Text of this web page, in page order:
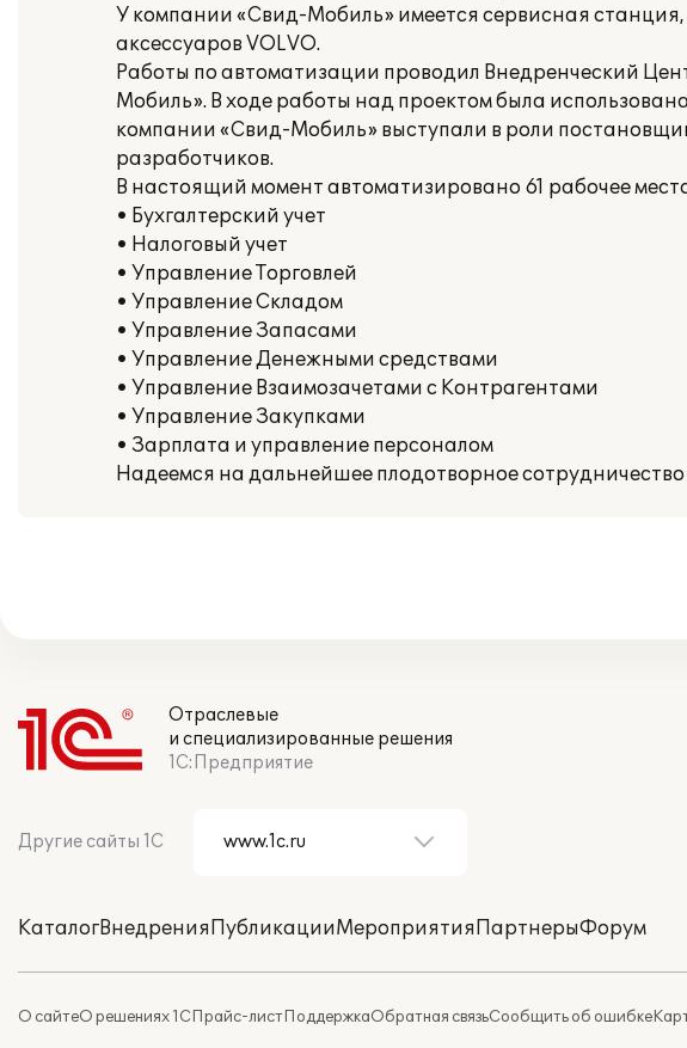
У компании «Свид-Мобиль» имеется сервисная
аксессуаров VOLVO.
Работы по автоматизации проводил Внедренческий
Мобиль». В ходе работы над проектом была
компании «Свид-Мобиль» выступали в роли
разработчиков.
В настоящий момент автоматизировано 61 рабочее
• Бухгалтерский учет
• Налоговый учет
• Управление Торговлей
• Управление Складом
• Управление Запасами
• Управление Денежными средствами
• Управление Взаимозачетами с Контрагентами
• Управление Закупками
• Зарплата и управление персоналом
Надеемся на дальнейшее плодотворное
Отраслевые
и специализированные решения
1С:Предприятие
Другие сайты 1С
КаталогВнедренияПубликацииМероприятияПартнерыФорум
О сайтеО решениях 1СПрайс-листПоддержкаОбратная связьСообщить об ошибке